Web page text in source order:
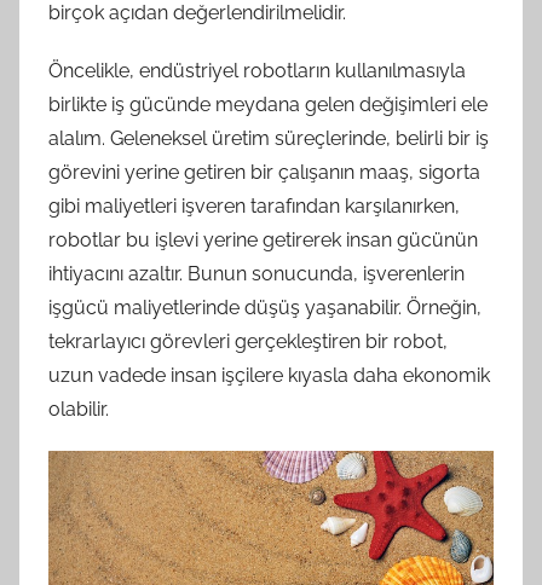
birçok açıdan değerlendirilmelidir.
Öncelikle, endüstriyel robotların kullanılmasıyla
birlikte iş gücünde meydana gelen değişimleri ele
alalım. Geleneksel üretim süreçlerinde, belirli bir iş
görevini yerine getiren bir çalışanın maaş, sigorta
gibi maliyetleri işveren tarafından karşılanırken,
robotlar bu işlevi yerine getirerek insan gücünün
ihtiyacını azaltır. Bunun sonucunda, işverenlerin
işgücü maliyetlerinde düşüş yaşanabilir. Örneğin,
tekrarlayıcı görevleri gerçekleştiren bir robot,
uzun vadede insan işçilere kıyasla daha ekonomik
olabilir.